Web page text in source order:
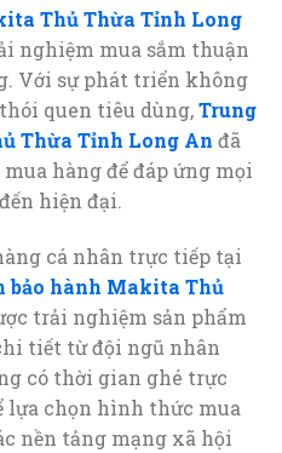
Thủ Thừa Tỉnh Long
nghiệm mua sắm thuận
Với sự phát triển không
quen tiêu dùng,Trung
Thừa Tỉnh Long An đã
hàng để đáp ứng mọi
hiện đại.
cá nhân trực tiếp tại
bảo hành Makita Thủ
trải nghiệm sản phẩm
tiết từ đội ngũ nhân
có thời gian ghé trực
lựa chọn hình thức mua
nền tảng mạng xã hội